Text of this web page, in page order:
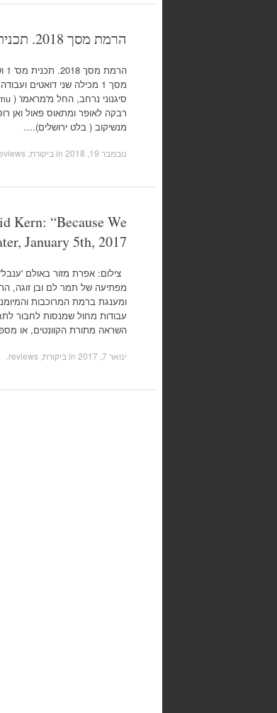
הרמת מסך 2018. תכנית אחרונה ושאלה לסיום.
מסך 1 מכילה שני דואטים
מנשיקוב ( בלט ירושלים).…
נובמבר 19, 2018 ביקורת, reviews
Kern: “Because We
January 5th, 2017
צילום: אפרת מזור באולם
ומענגת ברמת המרוכבות
עבודות מחול שמנסות לחבור
השראה מתורת הקוונטים, או
ינואר 7, 2017 ביקורת, reviews